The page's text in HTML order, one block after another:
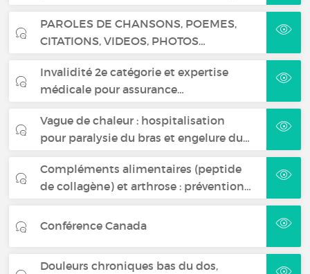
PAROLES DE CHANSONS, POEMES,
CITATIONS, VIDEOS, PHOTOS…
Invalidité 2e catégorie et expertise
médicale pour assurance…
Vague de chaleur : hospitalisation
pour paralysie du bras et engelure du…
Compléments alimentaires (peptide
de collagène) et arthrose : prévention…
Conférence Canada
Douleurs chroniques bas du dos,